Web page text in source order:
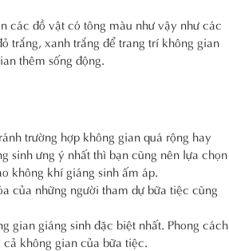
các đồ vật có tông màu như vậy như các
trắng, xanh trắng để trang trí không gian
thêm sống động.
trường hợp không gian quá rộng hay
sinh ưng ý nhất thì bạn cũng nên lựa chọn
không khí giáng sinh ấm áp.
của những người tham dự bữa tiệc cũng
gian giáng sinh đặc biệt nhất. Phong cách
không gian của bữa tiệc.